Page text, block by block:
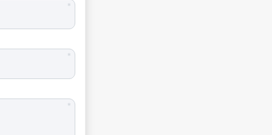
*
*
*